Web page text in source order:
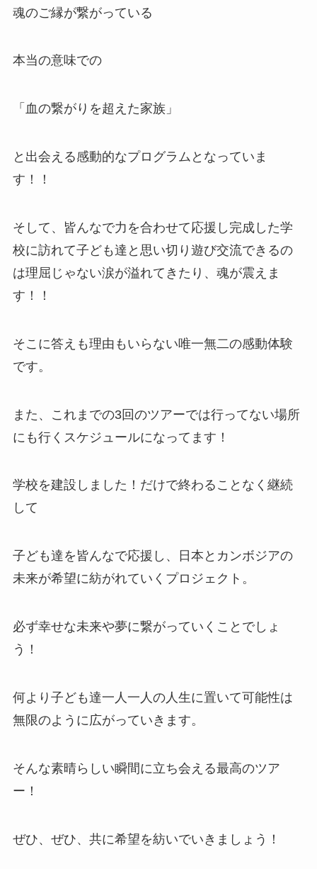
魂のご縁が繋がっている
本当の意味での
「血の繋がりを超えた家族」
と出会える感動的なプログラムとなっていま
す！！
そして、皆んなで力を合わせて応援し完成した学
校に訪れて子ども達と思い切り遊び交流できるの
は理屈じゃない涙が溢れてきたり、魂が震えま
す！！
そこに答えも理由もいらない唯一無二の感動体験
です。
また、これまでの3回のツアーでは行ってない場所
にも行くスケジュールになってます！
学校を建設しました！だけで終わることなく継続
して
子ども達を皆んなで応援し、日本とカンボジアの
未来が希望に紡がれていくプロジェクト。
必ず幸せな未来や夢に繋がっていくことでしょ
う！
何より子ども達一人一人の人生に置いて可能性は
無限のように広がっていきます。
そんな素晴らしい瞬間に立ち会える最高のツア
ー！
ぜひ、ぜひ、共に希望を紡いでいきましょう！